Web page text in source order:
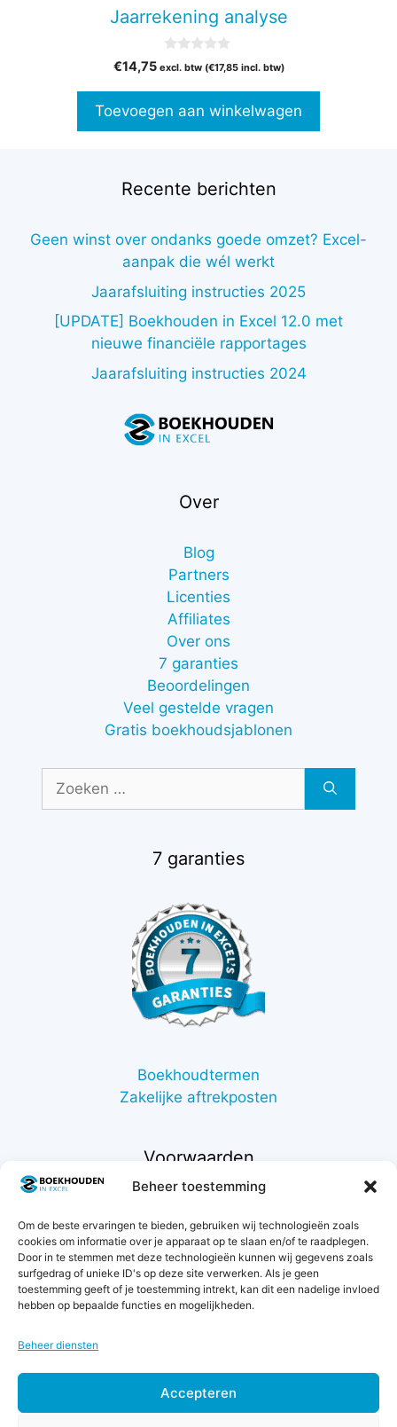
Beheer toestemming
Om de beste ervaringen te bieden, gebruiken wij technologieën zoals
cookies om informatie over je apparaat op te slaan en/of te raadplegen.
Door in te stemmen met deze technologieën kunnen wij gegevens zoals
surfgedrag of unieke ID's op deze site verwerken. Als je geen
toestemming geeft of je toestemming intrekt, kan dit een nadelige invloed
hebben op bepaalde functies en mogelijkheden.
Beheer diensten
Accepteren
Jaarrekening analyse
v
5
€14,75 excl. btw (€17,85incl. btw)
Toevoegen aan winkelwagen
Recente berichten
Geen winst over ondanks goede omzet? Excel-
aanpak die wél werkt
Jaarafsluiting instructies 2025
[UPDATE] Boekhouden in Excel 12.0 met
nieuwe financiële rapportages
Jaarafsluiting instructies 2024
Over
Blog
Partners
Licenties
Affiliates
Over ons
7 garanties
Beoordelingen
Veel gestelde vragen
Gratis boekhoudsjablonen
naar:
7 garanties
Boekhoudtermen
Zakelijke aftrekposten
Voorwaarden
Support
Retourneren
Privacybeleid
Betaalmethodes